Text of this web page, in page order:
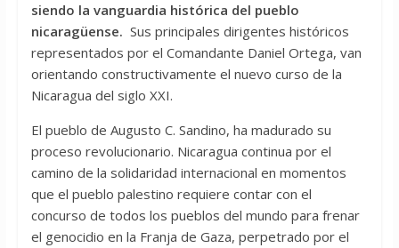
siendo la vanguardia histórica del pueblo
nicaragüense. Sus principales dirigentes históricos
representados por el Comandante Daniel Ortega, van
orientando constructivamente el nuevo curso de la
Nicaragua del siglo XXI.
El pueblo de Augusto C. Sandino, ha madurado su
proceso revolucionario. Nicaragua continua por el
camino de la solidaridad internacional en momentos
que el pueblo palestino requiere contar con el
concurso de todos los pueblos del mundo para frenar
el genocidio en la Franja de Gaza, perpetrado por el